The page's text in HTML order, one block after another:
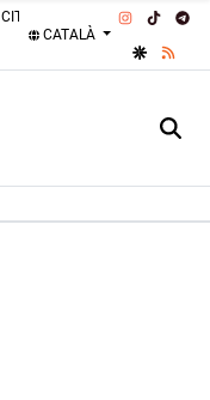
CITROËN 2CV 2026
PLATGES
CATALÀ
INSTAGRAM
TIKTOK
GOOGLE
RSS